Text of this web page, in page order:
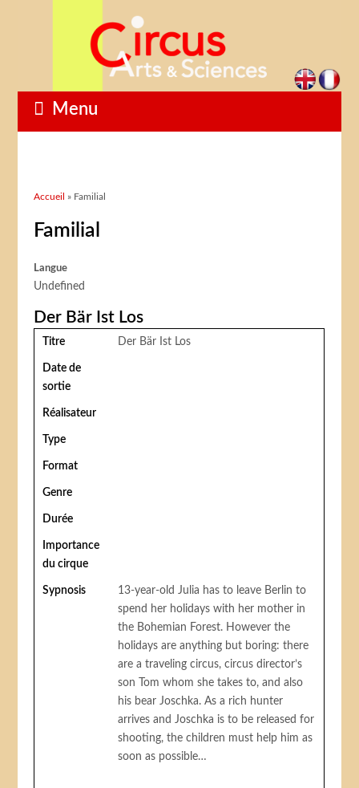
Menu
Vous êtes ici
Accueil » Familial
Familial
Langue
Undefined
Der Bär Ist Los
Titre Der Bär Ist Los
Date de
sortie
Réalisateur
Type
Format
Genre
Durée
Importance
du cirque
Sypnosis
13-year-old Julia has to leave Berlin to
spend her holidays with her mother in
the Bohemian Forest. However the
holidays are anything but boring: there
are a traveling circus, circus director’s
son Tom whom she takes to, and also
his bear Joschka. As a rich hunter
arrives and Joschka is to be released for
shooting, the children must help him as
soon as possible…